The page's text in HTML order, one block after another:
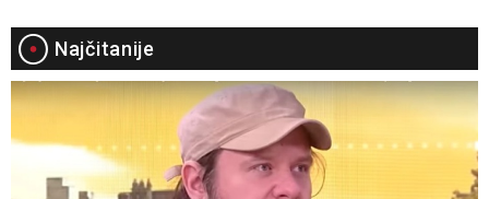
Najčitanije